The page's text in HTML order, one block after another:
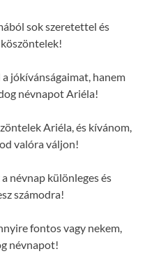
sok szeretettel és
jókívánságaimat, hanem
névnapot Ariéla!
Ariéla, és kívánom,
valóra váljon!
névnap különleges és
számodra!
fontos vagy nekem,
névnapot!